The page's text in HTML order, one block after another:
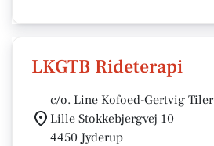
LKGTB Rideterapi
c/o. Line Kofoed-Gertvig
Lille Stokkebjergvej 10
4450 Jyderup